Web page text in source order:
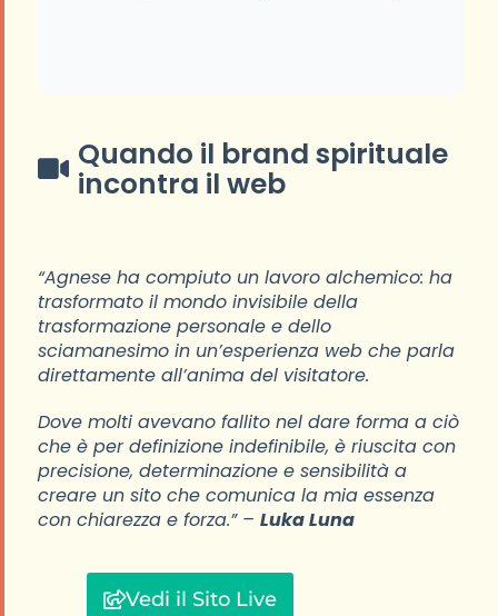
Quando il brand spirituale
incontra il web
“Agnese ha compiuto un lavoro alchemico: ha
trasformato il mondo invisibile della
trasformazione personale e dello
sciamanesimo in un’esperienza web che parla
direttamente all’anima del visitatore.
Dove molti avevano fallito nel dare forma a ciò
che è per definizione indefinibile, è riuscita con
precisione, determinazione e sensibilità a
creare un sito che comunica la mia essenza
con chiarezza e forza.” – Luka Luna
Vedi il Sito Live